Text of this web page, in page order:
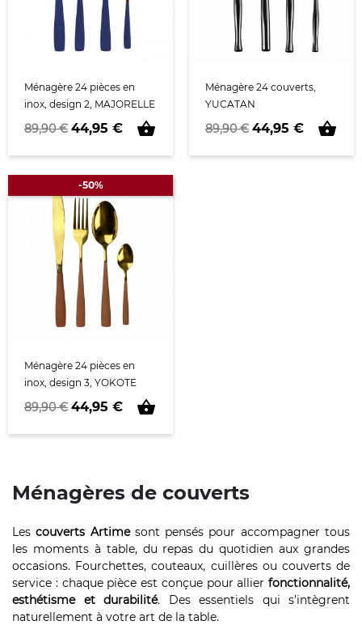
Ménagère 24 pièces en
inox, design 2, MAJORELLE
Prix de base
89,90 € Prix
44,95 € shopping_basket
Ménagère 24 couverts,
YUCATAN
Prix de base
89,90 € Prix
44,95 € shopping_basket
Ménagère 24 pièces en
inox, design 3, YOKOTE
Prix de base
89,90 € Prix
44,95 € shopping_basket
-50%
Ménagères de couverts
Lescouverts Artimesont pensés pour accompagner tous
les moments à table, du repas du quotidien aux grandes
occasions. Fourchettes, couteaux, cuillères ou couverts de
service : chaque pièce est conçue pour allier fonctionnalité,
esthétisme et durabilité. Des essentiels qui s’intègrent
naturellement à votre art de la table.